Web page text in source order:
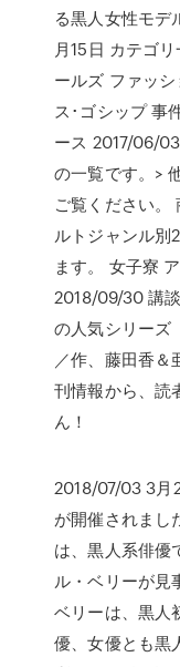
る黒人女性モデ
月15日 カテゴ
ールズ ファッ
ス･ゴシップ 事
ース 2017/06/
の一覧です。>
ご覧ください。
ルトジャンル別
ます。 女子寮
2018/09/30 講
の人気シリーズ
／作、藤田香＆
刊情報から、読
ん！
2018/07/03 3月
が開催されまし
は、黒人系俳優
ル・ベリーが見
ベリーは、黒人
優、女優とも黒